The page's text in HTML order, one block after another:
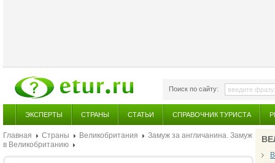
Поиск по сайту:
ЭКСПЕРТЫ СТРАНЫ СТАТЬИ СПРАВОЧНИК ТУРИСТА
Главная Страны Великобритания
Замуж за англичанина. Замуж
в Великобританию